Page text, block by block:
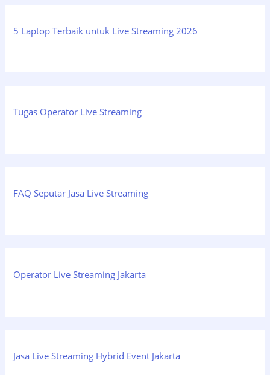
5 Laptop Terbaik untuk Live Streaming 2026
Tugas Operator Live Streaming
FAQ Seputar Jasa Live Streaming
Operator Live Streaming Jakarta
Jasa Live Streaming Hybrid Event Jakarta